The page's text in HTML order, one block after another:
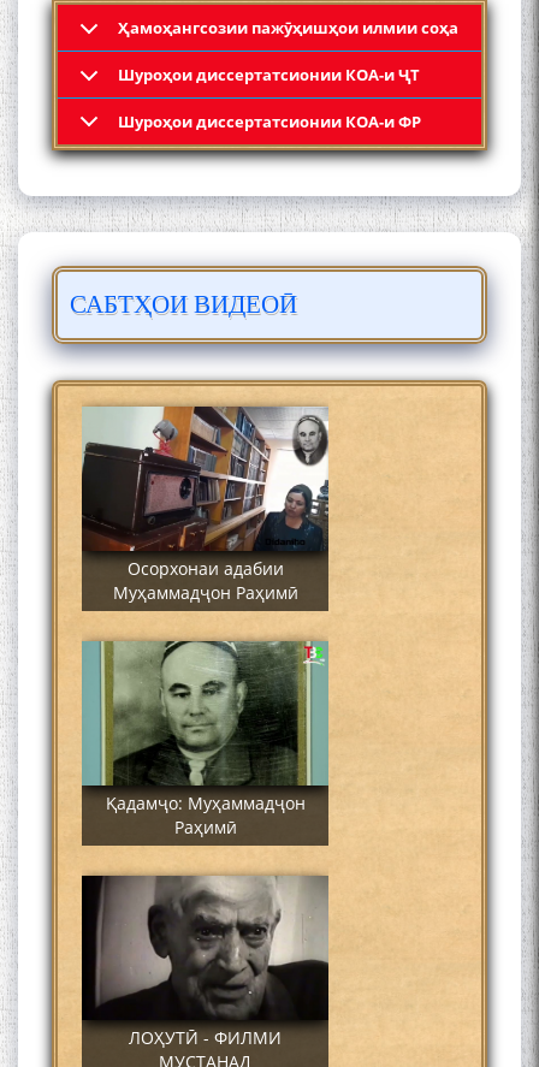
Ҳамоҳангсозии пажӯҳишҳои илмии соҳа
Шyроҳои диссертатсионии КОА-и ҶТ
Шyроҳои диссертатсионии КОА-и ФР
САБТҲОИ ВИДЕОӢ
Кадамчо Худои Шарифзода
Сайре дар Осорхона
Муҳаммадҷон Раҳимӣ
Осорхонаи адабии
Муҳаммадҷон Раҳимӣ
Қадамҷо: Муҳаммадҷон
Раҳимӣ
ЛОҲУТӢ - ФИЛМИ
МУСТАНАД